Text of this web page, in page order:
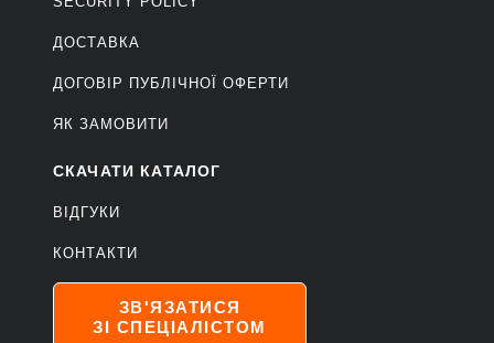
ДОСТАВКА
ДОГОВІР ПУБЛІЧНОЇ ОФЕРТИ
ЯК ЗАМОВИТИ
СКАЧАТИ КАТАЛОГ
ВІДГУКИ
КОНТАКТИ
ЗВ'ЯЗАТИСЯ
ЗІ СПЕЦІАЛІСТОМ